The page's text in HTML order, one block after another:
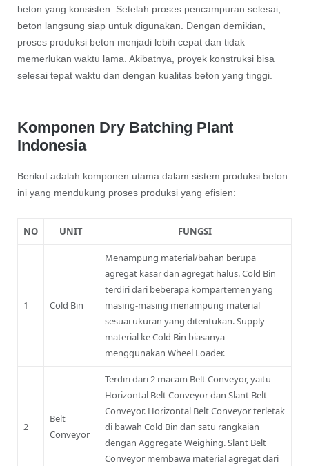
beton yang konsisten. Setelah proses pencampuran selesai,
beton langsung siap untuk digunakan. Dengan demikian,
proses produksi beton menjadi lebih cepat dan tidak
memerlukan waktu lama. Akibatnya, proyek konstruksi bisa
selesai tepat waktu dan dengan kualitas beton yang tinggi.
Komponen Dry Batching Plant
Indonesia
Berikut adalah komponen utama dalam sistem produksi beton
ini yang mendukung proses produksi yang efisien:
NO UNIT FUNGSI
1 Cold Bin
Menampung material/bahan berupa
agregat kasar dan agregat halus. Cold Bin
terdiri dari beberapa kompartemen yang
masing-masing menampung material
sesuai ukuran yang ditentukan. Supply
material ke Cold Bin biasanya
menggunakan Wheel Loader.
2
Belt
Conveyor
Terdiri dari 2 macam Belt Conveyor, yaitu
Horizontal Belt Conveyor dan Slant Belt
Conveyor. Horizontal Belt Conveyor terletak
di bawah Cold Bin dan satu rangkaian
dengan Aggregate Weighing. Slant Belt
Conveyor membawa material agregat dari